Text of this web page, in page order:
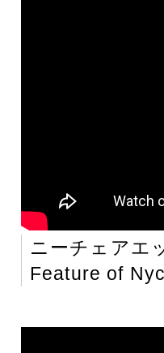
ニーチェアエ
Feature of